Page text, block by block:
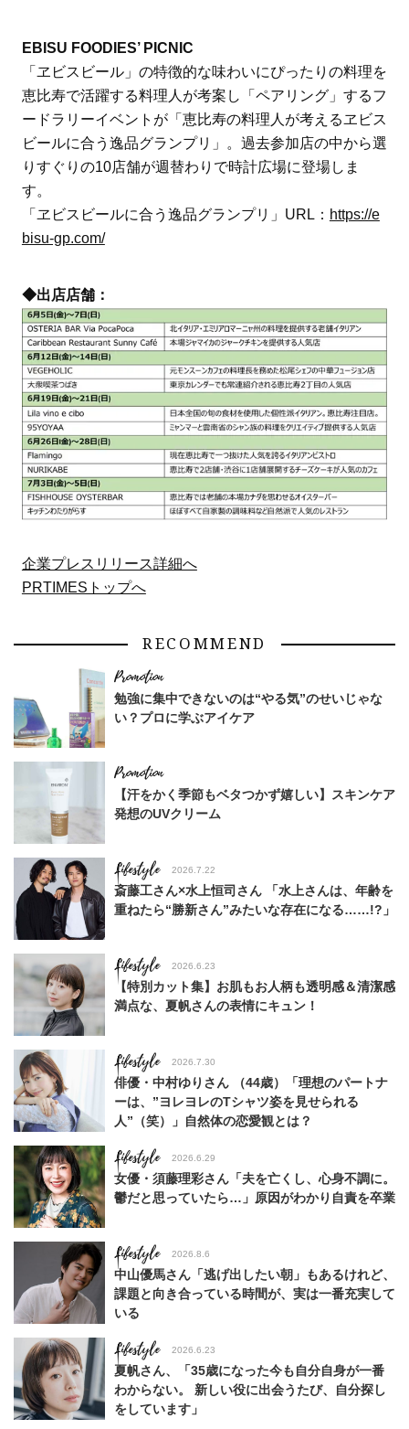
EBISU FOODIES’ PICNIC
「ヱビスビール」の特徴的な味わいにぴったりの料理を
恵比寿で活躍する料理人が考案し「ペアリング」するフ
ードラリーイベントが「恵比寿の料理人が考えるヱビス
ビールに合う逸品グランプリ」。過去参加店の中から選
りすぐりの10店舗が週替わりで時計広場に登場しま
す。
「ヱビスビールに合う逸品グランプリ」URL： https://e
bisu-gp.com/
◆出店店舗：
企業プレスリリース詳細へ
PRTIMESトップへ
RECOMMEND
勉強に集中できないのは“やる気”のせいじゃな
い？プロに学ぶアイケア
【汗をかく季節もベタつかず嬉しい】スキンケア
発想のUVクリーム
Lifestyle 2026.7.22
斎藤工さん×水上恒司さん 「水上さんは、年齢を
重ねたら“勝新さん”みたいな存在になる……!?」
Lifestyle 2026.6.23
【特別カット集】お肌もお人柄も透明感＆清潔感
満点な、夏帆さんの表情にキュン！
Lifestyle 2026.7.30
俳優・中村ゆりさん （44歳）「理想のパートナ
ーは、”ヨレヨレのTシャツ姿を見せられる
人”（笑）」自然体の恋愛観とは？
Lifestyle 2026.6.29
女優・須藤理彩さん「夫を亡くし、心身不調に。
鬱だと思っていたら…」原因がわかり自責を卒業
Lifestyle 2026.8.6
中山優馬さん「逃げ出したい朝」もあるけれど、
課題と向き合っている時間が、実は一番充実して
いる
Lifestyle 2026.6.23
夏帆さん、「35歳になった今も自分自身が一番
わからない。 新しい役に出会うたび、自分探し
をしています」